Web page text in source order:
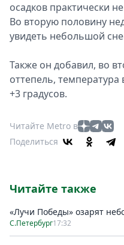
осадков практически
Во вторую половину
увидеть небольшой
Также он добавил, во
оттепель,
+3 градусов.
Читайте Metro в
Поделиться
Читайте также
«Лучи Победы» озарят
С.Петербург17:32